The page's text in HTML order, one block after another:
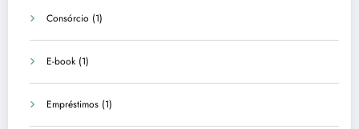
Consórcio (1)
E-book (1)
Empréstimos (1)